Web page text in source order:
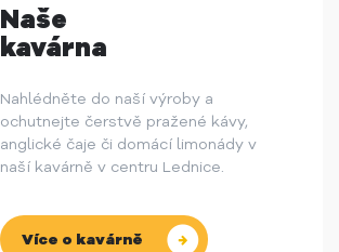
Naše
kavárna
Nahlédněte do naší výroby a
ochutnejte čerstvě pražené kávy,
anglické čaje či domácí limonády v
naší kavárně v centru Lednice.
Více o kavárně